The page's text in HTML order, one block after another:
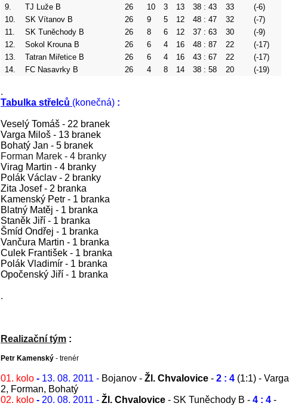
9.
TJ Luže B 26 10 3 13 38 : 43 33
(-6)
10.
SK Vítanov B 26 9 5 12 48 : 47 32
(-7)
11.
SK Tuněchody B 26 8 6 12 37 : 63 30
(-9)
12.
Sokol Krouna B 26 6 4 16 48 : 87 22
(-17)
13.
Tatran Miřetice B 26 6 4 16 43 : 67 22
(-17)
14.
FC Nasavrky B 26 4 8 14 38 : 58 20 (-19)
.
Tabulka střelců (konečná) :
Veselý Tomáš - 22 branek
Varga Miloš - 13 branek
Bohatý Jan - 5 branek
Forman Marek - 4 branky
Virag Martin - 4 branky
Polák Václav - 2 branky
Zita Josef - 2 branka
Kamenský Petr - 1 branka
Blatný Matěj - 1 branka
Staněk Jiří - 1 branka
Šmíd Ondřej - 1 branka
Vančura Martin - 1 branka
Culek František - 1 branka
Polák Vladimír - 1 branka
Opočenský Jiří - 1 branka
.
Realizační tým :
Petr Kamenský - trenér
01. kolo - 13. 08. 2011 - Bojanov - Žl. Chvalovice - 2 : 4 (1:1) - Varga
2, Forman, Bohatý
02. kolo - 20. 08. 2011 - Žl. Chvalovice - SK Tuněchody B - 4 : 4 -